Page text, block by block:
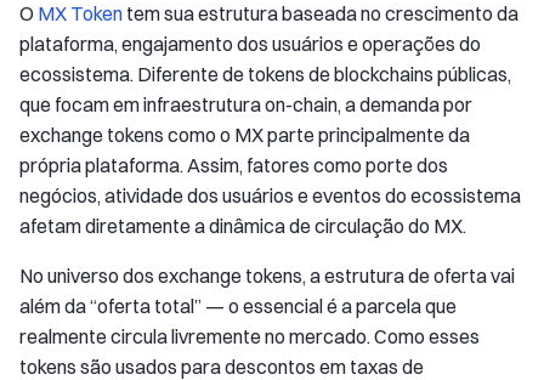
O MX Token tem sua estrutura baseada no crescimento da
plataforma, engajamento dos usuários e operações do
ecossistema. Diferente de tokens de blockchains públicas,
que focam em infraestrutura on-chain, a demanda por
exchange tokens como o MX parte principalmente da
própria plataforma. Assim, fatores como porte dos
negócios, atividade dos usuários e eventos do ecossistema
afetam diretamente a dinâmica de circulação do MX.
No universo dos exchange tokens, a estrutura de oferta vai
além da “oferta total” — o essencial é a parcela que
realmente circula livremente no mercado. Como esses
tokens são usados para descontos em taxas de